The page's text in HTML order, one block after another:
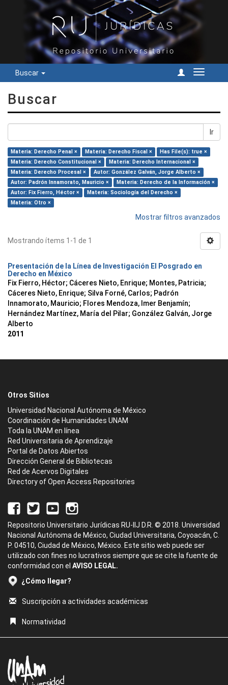
Buscar
Cambiar
Buscar
Ir
Materia: Derecho Penal × Materia: Derecho Fiscal ×
Has File(s): true ×
Materia: Derecho Constitucional ×
Materia: Derecho Internacional ×
Materia: Derecho Procesal ×
Autor: González Galván, Jorge Alberto ×
Autor: Padrón Innamorato, Mauricio ×
Materia: Derecho de la Información ×
Autor: Fix Fierro, Héctor ×
Materia: Sociología del Derecho ×
Materia: Otro ×
Mostrar filtros avanzados
Mostrando ítems 1-1 de 1
Presentación de la Línea de Investigación El Posgrado en
Derecho en México
Fix Fierro, Héctor; Cáceres Nieto, Enrique; Montes, Patricia;
Cáceres Nieto, Enrique; Silva Forné, Carlos; Padrón
Innamorato, Mauricio; Flores Mendoza, Imer Benjamín;
Hernández Martínez, María del Pilar; González Galván, Jorge
Alberto
2011
Otros Sitios
Universidad Nacional Autónoma de México
Coordinación de Humanidades UNAM
Toda la UNAM en línea
Red Universitaria de Aprendizaje
Portal de Datos Abiertos
Dirección General de Bibliotecas
Red de Acervos Digitales
Directory of Open Access Repositories
Repositorio Universitario Jurídicas RU-IIJ D.R. © 2018. Universidad
Nacional Autónoma de México, Ciudad Universitaria, Coyoacán, C.
P. 04510, Ciudad de México, México. Este sitio web puede ser
utilizado con fines no lucrativos siempre que se cite la fuente de
conformidad con el AVISO LEGAL.
¿Cómo llegar?
Suscripción a actividades académicas
Normatividad